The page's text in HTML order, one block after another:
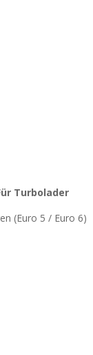
Turbolader
(Euro 5 / Euro 6)